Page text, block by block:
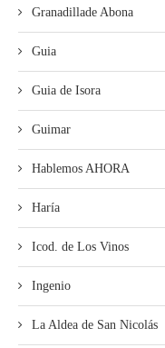
Granadillade Abona
Guia
Guia de Isora
Guimar
Hablemos AHORA
Haría
Icod. de Los Vinos
Ingenio
La Aldea de San Nicolás